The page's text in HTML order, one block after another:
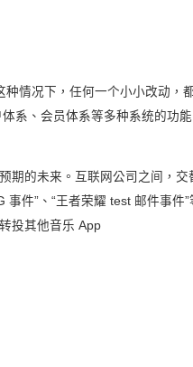
情况下，任何一个小小改动，
系、会员体系等多种系统的功
期的未来。互联网公司之间，交
事件”、“王者荣耀 test 邮件事件
投其他音乐 App